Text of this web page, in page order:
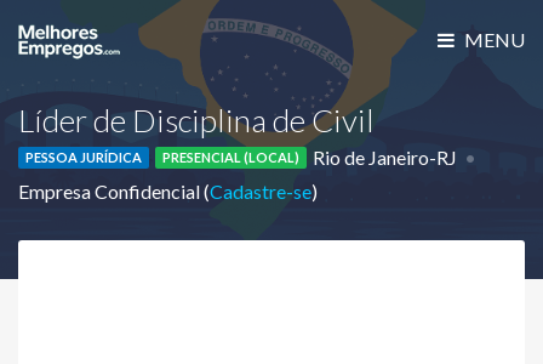
MENU
Líder de Disciplina de Civil
PESSOA JURÍDICA PRESENCIAL (LOCAL)
Rio de Janeiro-RJ
Empresa Confidencial (Cadastre-se)